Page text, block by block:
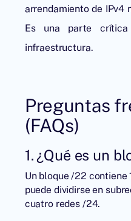
arrendamiento de IPv4
Es una parte
infraestructura.
Preguntas
(FAQs)
1. ¿Qué es un
Un bloque /22 contiene
puede dividirse en
cuatro redes /24.